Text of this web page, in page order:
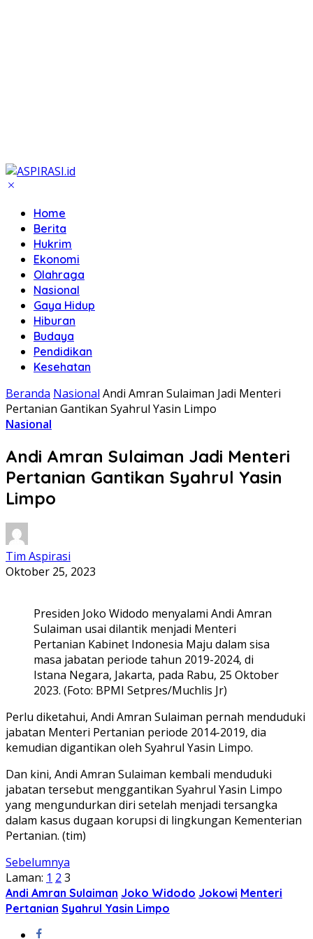
Home
Berita
Hukrim
Ekonomi
Olahraga
Nasional
Gaya Hidup
Hiburan
Budaya
Pendidikan
Kesehatan
Beranda Nasional Andi Amran Sulaiman Jadi Menteri
Pertanian Gantikan Syahrul Yasin Limpo
Nasional
Andi Amran Sulaiman Jadi Menteri
Pertanian Gantikan Syahrul Yasin
Limpo
Tim Aspirasi
Oktober 25, 2023
Presiden Joko Widodo menyalami Andi Amran
Sulaiman usai dilantik menjadi Menteri
Pertanian Kabinet Indonesia Maju dalam sisa
masa jabatan periode tahun 2019-2024, di
Istana Negara, Jakarta, pada Rabu, 25 Oktober
2023. (Foto: BPMI Setpres/Muchlis Jr)
Perlu diketahui, Andi Amran Sulaiman pernah menduduki
jabatan Menteri Pertanian periode 2014-2019, dia
kemudian digantikan oleh Syahrul Yasin Limpo.
Dan kini, Andi Amran Sulaiman kembali menduduki
jabatan tersebut menggantikan Syahrul Yasin Limpo
yang mengundurkan diri setelah menjadi tersangka
dalam kasus dugaan korupsi di lingkungan Kementerian
Pertanian. (tim)
Sebelumnya
Laman: 1 2 3
Andi Amran Sulaiman Joko Widodo Jokowi Menteri
Pertanian Syahrul Yasin Limpo